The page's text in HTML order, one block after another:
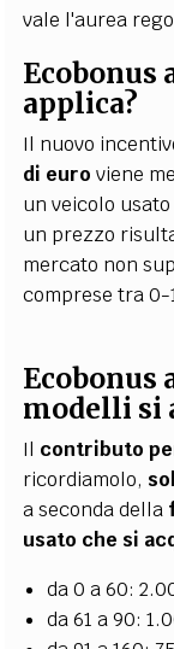
vale l'aurea
Ecobonus
applica?
Il nuovo
di euro viene
un veicolo
un prezzo
mercato non
comprese tra 0-
Ecobonus
modelli si
Il contributo
ricordiamolo,
a seconda della
usato che si
da 0 a 60:
da 61 a 90: